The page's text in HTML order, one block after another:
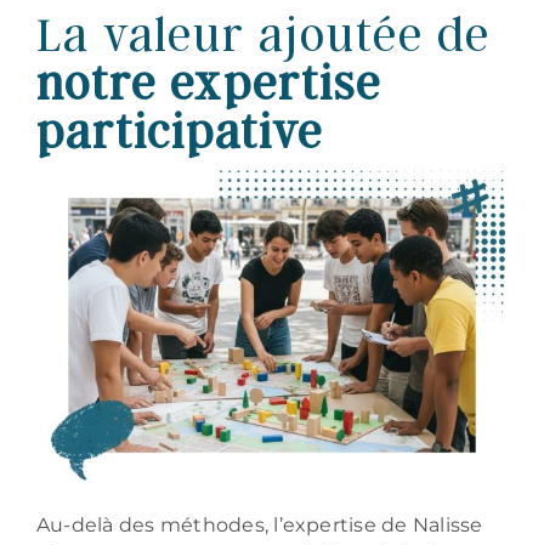
La valeur ajoutée de
notre expertise
participative
Au-delà des méthodes, l’expertise de Nalisse